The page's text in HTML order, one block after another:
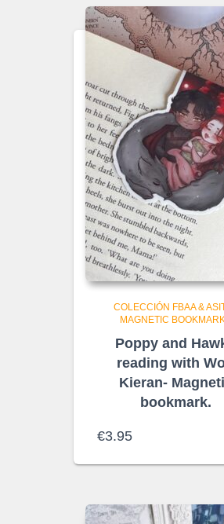
COLECCIÓN FBAA &
MAGNETIC
Poppy and
reading with
Kieran-
bookmark.
€3.95